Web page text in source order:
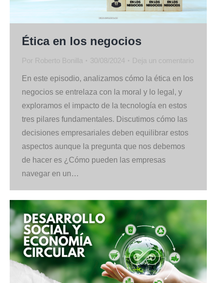
Ética en los negocios
Por Roberto Bonilla 30/08/2024 Deja un comentario
En este episodio, analizamos cómo la ética en los
negocios se entrelaza con la moral y lo legal, y
exploramos el impacto de la tecnología en estos
tres pilares fundamentales. Discutimos cómo las
decisiones empresariales deben equilibrar estos
aspectos aunque la pregunta que nos debemos
de hacer es ¿Cómo pueden las empresas
navegar en un…